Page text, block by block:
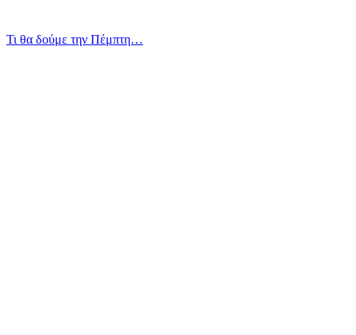
Τι θα δούμε την Πέμπτη…